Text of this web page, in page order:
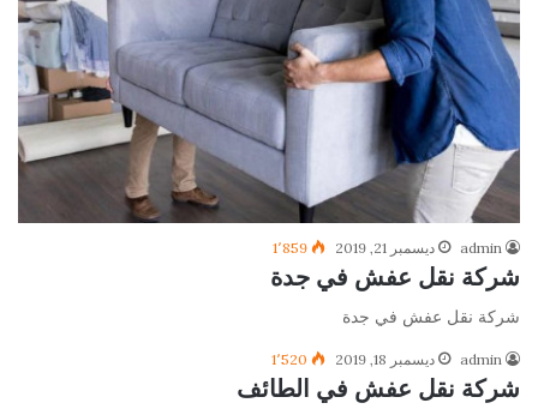
admin ديسمبر 21, 2019 1٬859
شركة نقل عفش في جدة
شركة نقل عفش في جدة
admin ديسمبر 18, 2019 1٬520
شركة نقل عفش في الطائف